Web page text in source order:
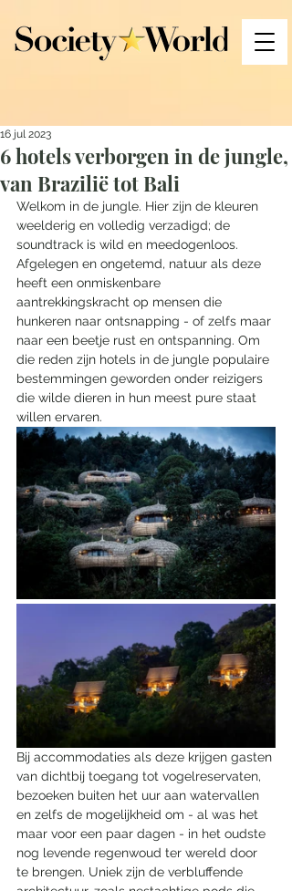
6 hotels verborgen in de jungle,
van Brazilië tot Bali
16 jul 2023
Welkom in de jungle. Hier zijn de kleuren
weelderig en volledig verzadigd; de
soundtrack is wild en meedogenloos.
Afgelegen en ongetemd, natuur als deze
heeft een onmiskenbare
aantrekkingskracht op mensen die
hunkeren naar ontsnapping - of zelfs maar
naar een beetje rust en ontspanning. Om
die reden zijn hotels in de jungle populaire
bestemmingen geworden onder reizigers
die wilde dieren in hun meest pure staat
willen ervaren.
Bij accommodaties als deze krijgen gasten
van dichtbij toegang tot vogelreservaten,
bezoeken buiten het uur aan watervallen
en zelfs de mogelijkheid om - al was het
maar voor een paar dagen - in het oudste
nog levende regenwoud ter wereld door
te brengen. Uniek zijn de verbluffende